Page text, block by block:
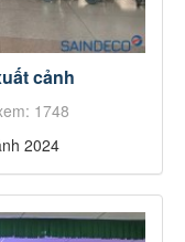
cảnh
1748
2024